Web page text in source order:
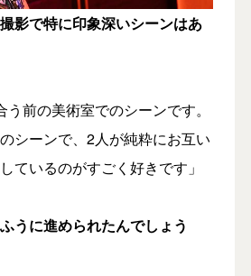
影で特に印象深いシーンはあ
う前の美術室でのシーンです。
シーンで、2人が純粋にお互い
ているのがすごく好きです」
に進められたんでしょう